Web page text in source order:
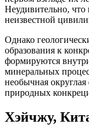
Неудивительно,
неизвестной
Однако
образования к
формируются
минеральных
необычная
природных
Хэйчжу,